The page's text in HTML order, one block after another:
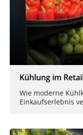
Kühlung im
Wie moderne
Einkaufserlebnis